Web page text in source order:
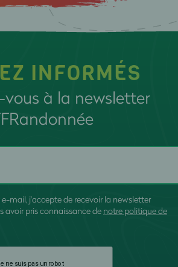
INFORMÉS
vous à la newsletter
e-mail, j'accepte de recevoir la newsletter
avoir pris connaissance de notre politique de